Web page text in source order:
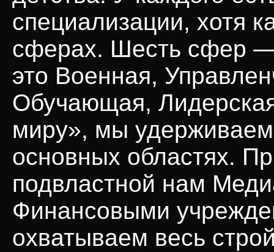
специализации, хотя
сферах. Шесть сфер
это Военная,
Обучающая,
миру», мы
основных областях.
подвластной нам
Финансовыми
охватываем весь